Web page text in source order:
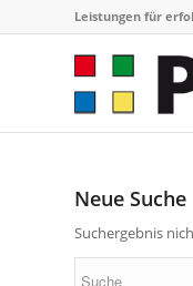
Leistungen für
Neue Suche
Suchergebnis